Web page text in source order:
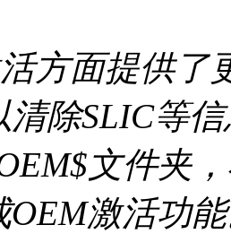
方面提供了
清除SLIC等
文件夹
OEM激活功